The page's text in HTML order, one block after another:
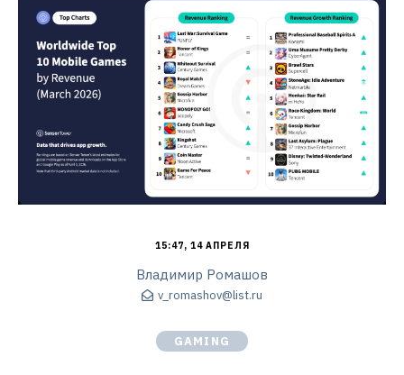
15:47, 14 АПРЕЛЯ
Владимир Ромашов
v_romashov@list.ru
GAMING